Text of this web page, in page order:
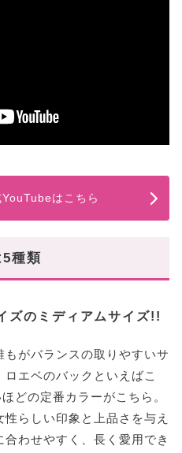
はこちら
種類
ズのミディアムサイズ!!
がバランスの取りやすいサ
エベのバックといえばこ
どの定番カラーがこちら。
らしい印象と上品さを与え
わせやすく、長く愛用でき